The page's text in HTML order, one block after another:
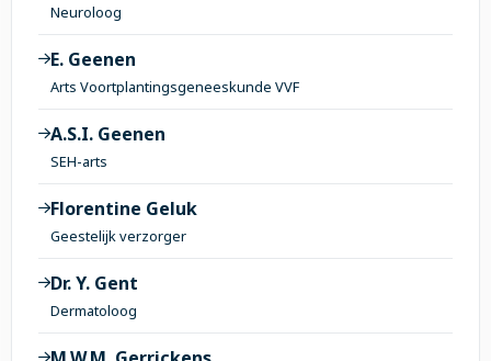
Neuroloog
E. Geenen
Arts Voortplantingsgeneeskunde VVF
A.S.I. Geenen
SEH-arts
Florentine Geluk
Geestelijk verzorger
Dr. Y. Gent
Dermatoloog